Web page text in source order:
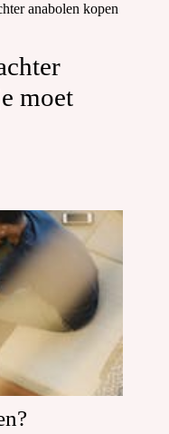
anabolen kopen
moet